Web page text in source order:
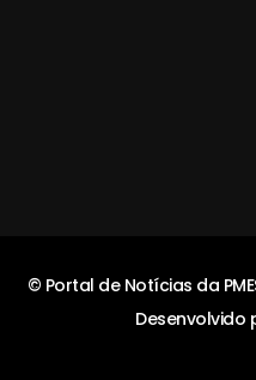
© Portal de Notícias da
Desenvolvido